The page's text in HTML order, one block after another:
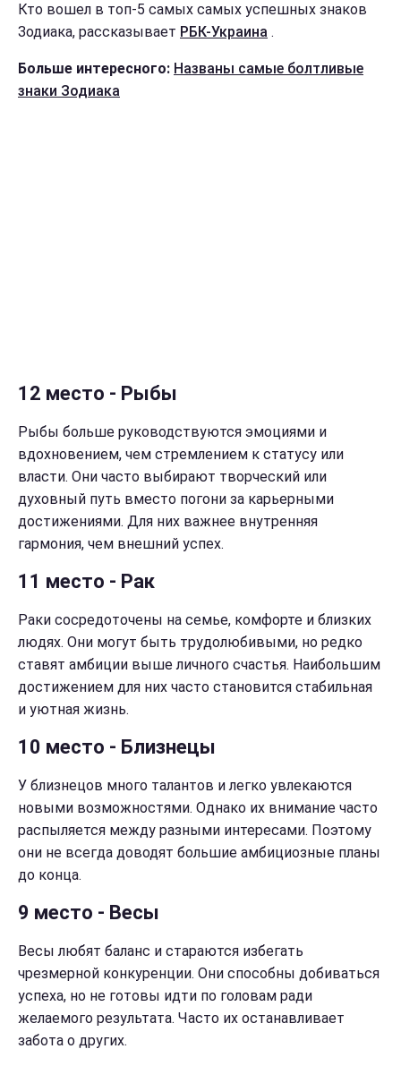
Кто вошел в топ-5 самых самых успешных знаков
Зодиака, рассказывает РБК-Украина .
Больше интересного: Названы самые болтливые
знаки Зодиака
12 место - Рыбы
Рыбы больше руководствуются эмоциями и
вдохновением, чем стремлением к статусу или
власти. Они часто выбирают творческий или
духовный путь вместо погони за карьерными
достижениями. Для них важнее внутренняя
гармония, чем внешний успех.
11 место - Рак
Раки сосредоточены на семье, комфорте и близких
людях. Они могут быть трудолюбивыми, но редко
ставят амбиции выше личного счастья. Наибольшим
достижением для них часто становится стабильная
и уютная жизнь.
10 место - Близнецы
У близнецов много талантов и легко увлекаются
новыми возможностями. Однако их внимание часто
распыляется между разными интересами. Поэтому
они не всегда доводят большие амбициозные планы
до конца.
9 место - Весы
Весы любят баланс и стараются избегать
чрезмерной конкуренции. Они способны добиваться
успеха, но не готовы идти по головам ради
желаемого результата. Часто их останавливает
забота о других.